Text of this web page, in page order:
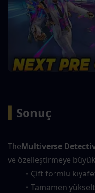
Sonuç
TheMultiverse
ve özelleştirmeye
Çift formlu
Tamamen